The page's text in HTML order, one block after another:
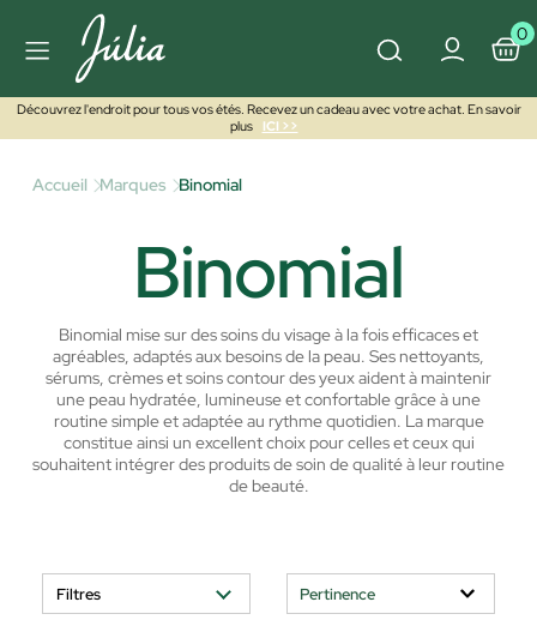
0
Découvrez l'endroit pour tous vos étés. Recevez un cadeau avec votre achat. En savoir
plus
ICI >>
Accueil Marques Binomial
Binomial
Binomial mise sur des soins du visage à la fois efficaces et
agréables, adaptés aux besoins de la peau. Ses nettoyants,
sérums, crèmes et soins contour des yeux aident à maintenir
une peau hydratée, lumineuse et confortable grâce à une
routine simple et adaptée au rythme quotidien. La marque
constitue ainsi un excellent choix pour celles et ceux qui
souhaitent intégrer des produits de soin de qualité à leur routine
de beauté.
Filtres